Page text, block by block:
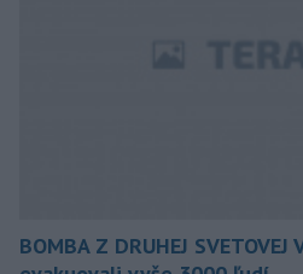
BOMBA Z DRUHEJ